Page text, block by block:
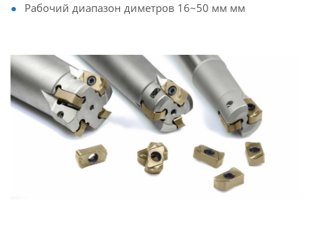
Рабочий диапазон диметров 16~50 мм мм